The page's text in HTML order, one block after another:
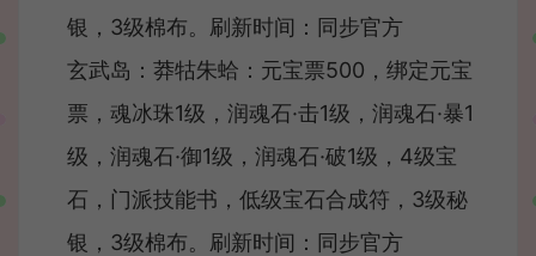
银，3级棉布。刷新时间：同步官方
玄武岛：莽牯朱蛤：元宝票500，绑定元宝
票，魂冰珠1级，润魂石·击1级，润魂石·暴1
级，润魂石·御1级，润魂石·破1级，4级宝
石，门派技能书，低级宝石合成符，3级秘
银，3级棉布。刷新时间：同步官方